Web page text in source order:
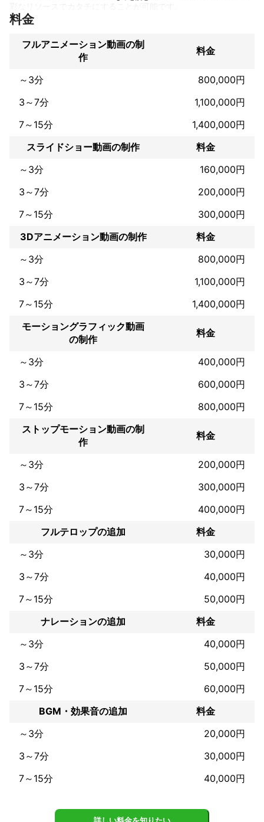
また、別事業で映像制作や音楽制作も行っており、連携もとりや
す。
■マカロニえんぴつなどが所属する音楽レーベル『murffin disc
■メジャーアーティスト 作人 - [Dear Sister (2022 ver.) ]
ほか、Dr. Smokin' Frog - [LET ME FEEL SO GOOD] 、猫背のネイ
ART TOWN - [ART MUSEUM]、“DANNY BOY” - [Where are we
【デザイン制作実績】
■イベントチラシ『Storm』
■一般社団法人All of Art(名刺・ロゴ)
■合同会社campus(名刺）
■YELLOW SHOES MAN（CDジャケット及びグッズ等）他５０件
【音楽制作実績】
場SE。
■D'ypcys - No Way(レコーディング＆Mix）
■YELLOE SHOES MAN - 未来の花嫁(レコーディング＆Mix)な
■ライブハウス『SPACE★HOUSE』(HP)
■HexaDesign(HP)
■劇団流星群(HP)など。
アピールポイント
当社は、映像制作の他、デザイン制作、音楽制作、Web制作を行
っており、様々なプロのクリエイターを抱えておりますので、他
事業との連携も取りやすく、リーズナブルな価格でハイクオリテ
料金
フルアニメーション動画の制
作
料金
～3分
800,000円
3～7分
1,100,000円
7～15分
1,400,000円
スライドショー動画の制作
料金
～3分
160,000円
3～7分
200,000円
7～15分
300,000円
3Dアニメーション動画の制作
料金
～3分
800,000円
3～7分
1,100,000円
7～15分
1,400,000円
モーショングラフィック動画
の制作
料金
～3分
400,000円
3～7分
600,000円
7～15分
800,000円
ストップモーション動画の制
作
料金
～3分
200,000円
3～7分
300,000円
7～15分
400,000円
フルテロップの追加
料金
～3分
30,000円
3～7分
40,000円
7～15分
50,000円
ナレーションの追加
料金
～3分
40,000円
3～7分
50,000円
7～15分
60,000円
BGM・効果音の追加
料金
～3分
20,000円
3～7分
30,000円
7～15分
40,000円